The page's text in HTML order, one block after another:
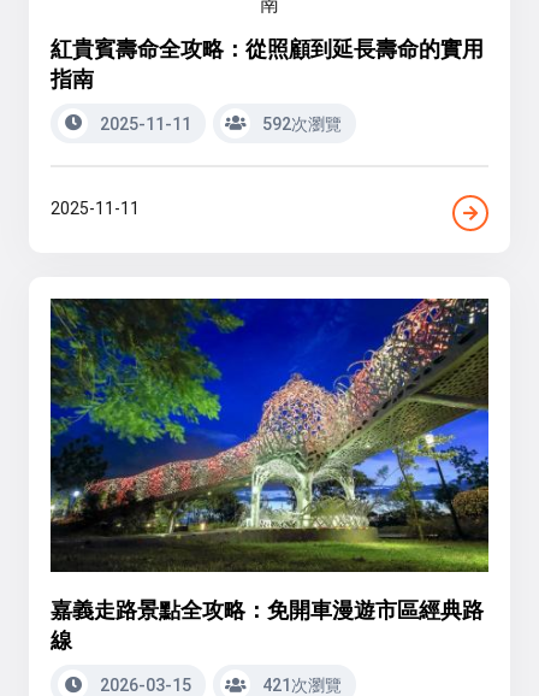
紅貴賓壽命全攻略：從照顧到延長壽命的實用
指南
2025-11-11 592次瀏覽
2025-11-11
嘉義走路景點全攻略：免開車漫遊市區經典路
線
2026-03-15 421次瀏覽